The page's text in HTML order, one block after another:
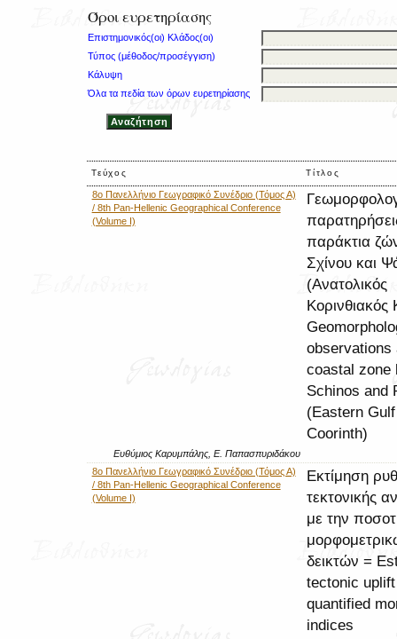
Όροι ευρετηρίασης
Επιστημονικός(οι) Κλάδος(οι)
Τύπος (μέθοδος/προσέγγιση)
Κάλυψη
Όλα τα πεδία των όρων ευρετηρίασης
Τεύχος Τίτλος
8ο Πανελλήνιο Γεωγραφικό Συνέδριο (Τόμος Α)
/ 8th Pan-Hellenic Geographical Conference
(Volume I)
παράκτια
Σχίνου και
(Ανατολικός
observations
coastal zone
Schinos and
(Eastern
Coorinth)
Ευθύμιος Καρυμπάλης, Ε. Παπασπυριδάκου
8ο Πανελλήνιο Γεωγραφικό Συνέδριο (Τόμος Α)
/ 8th Pan-Hellenic Geographical Conference
(Volume I)
Εκτίμηση
τεκτονικής
με την
δεικτών =
tectonic
quantified
indices